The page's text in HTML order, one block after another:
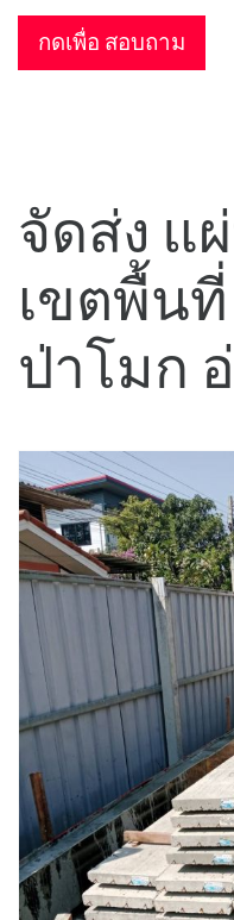
กดเพื่อ สอบถาม
จัดส่ง แ
เขตพื้นที่
ป่าโมก